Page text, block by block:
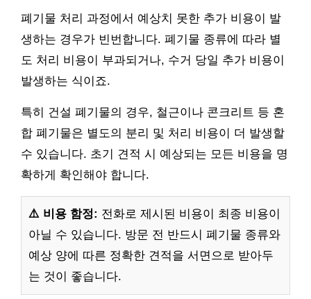
폐기물 처리 과정에서 예상치 못한 추가 비용이 발
생하는 경우가 빈번합니다. 폐기물 종류에 따라 별
도 처리 비용이 부과되거나, 수거 당일 추가 비용이
발생하는 식이죠.
특히 건설 폐기물의 경우, 철근이나 콘크리트 등 혼
합 폐기물은 별도의 분리 및 처리 비용이 더 발생할
수 있습니다. 초기 견적 시 예상되는 모든 비용을 명
확하게 확인해야 합니다.
⚠️ 비용 함정: 전화로 제시된 비용이 최종 비용이
아닐 수 있습니다. 방문 전 반드시 폐기물 종류와
예상 양에 따른 정확한 견적을 서면으로 받아두
는 것이 좋습니다.